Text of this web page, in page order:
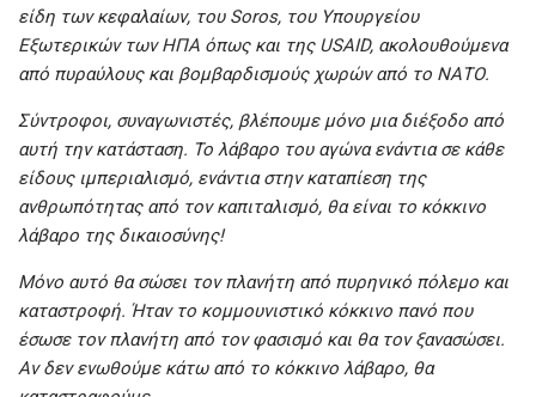
είδη των κεφαλαίων, του Soros, του Υπουργείου
Εξωτερικών των ΗΠΑ όπως και της USAID, ακολουθούμενα
από πυραύλους και βομβαρδισμούς χωρών από το ΝΑΤΟ.
Σύντροφοι, συναγωνιστές, βλέπουμε μόνο μια διέξοδο από
αυτή την κατάσταση. Το λάβαρο του αγώνα ενάντια σε κάθε
είδους ιμπεριαλισμό, ενάντια στην καταπίεση της
ανθρωπότητας από τον καπιταλισμό, θα είναι το κόκκινο
λάβαρο της δικαιοσύνης!
Μόνο αυτό θα σώσει τον πλανήτη από πυρηνικό πόλεμο και
καταστροφή. Ήταν το κομμουνιστικό κόκκινο πανό που
έσωσε τον πλανήτη από τον φασισμό και θα τον ξανασώσει.
Αν δεν ενωθούμε κάτω από το κόκκινο λάβαρο, θα